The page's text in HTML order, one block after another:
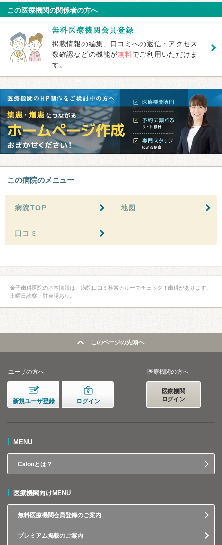
この医療機関の関係者の方へ
掲載情報の編集、口コミへの返信・アクセス
数確認などの機能が無料でご利用いただけま
す。
この病院のメニュー
病院TOP 地図
口コミ
金子歯科医院の基本情報は、病院口コミ検索カルーでチェック！歯科があります。
土曜日診察・駐車場あり。
このページの先頭へ
ユーザの方へ
新規ユーザ登録 ログイン
医療機関の方へ
医療機関
ログイン
MENU
Calooとは？
医療機関向けMENU
無料医療機関会員登録のご案内
プレミアム掲載のご案内